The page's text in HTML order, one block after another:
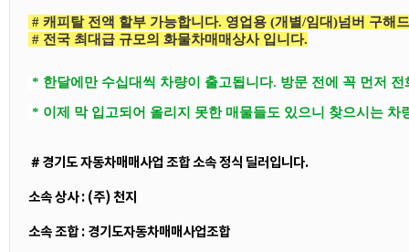
# 캐피탈 전액 할부 가능합니다. 영업용 (개별/임대)넘버 구해
# 전국 최대급 규모의 화물차매매상사 입니다.
* 한달에만 수십대씩 차량이 출고됩니다. 방문 전에 꼭 먼저 전
* 이제 막 입고되어 올리지 못한 매물들도 있으니 찾으시는 차
＃경기도 자동차매매사업 조합 소속 정식 딜러입니다.
소속 상사 : (주) 천지
소속 조합 : 경기도자동차매매사업조합